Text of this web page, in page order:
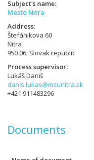
Subject's name
Mesto Nitra
Address
Štefánikova 60
Nitra
950 06, Slovak republic
Process supervisor
Lukáš Daniš
danis.lukas@msunitra.sk
+421 911483296
Documents